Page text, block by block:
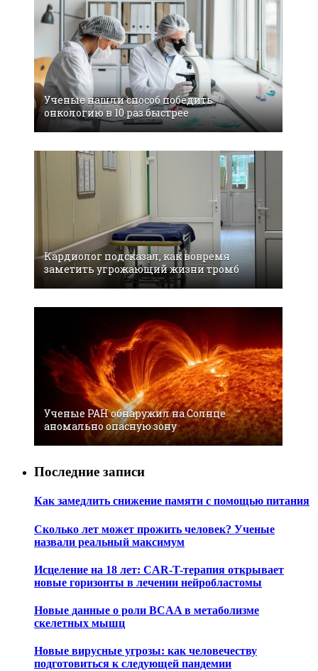
Ученые нашли способ победить
онкологию в 10 раз быстрее
Кардиолог подсказал, как вовремя
заметить угрожающий жизни тромб
Ученые РАН обнаружил на Солнце
аномально опасную зону
Последние записи
Как замедлить снижение памяти с помощью питания
Сколько лет может прожить человек? Ученые
назвали реальный максимум
Исцеление на 18 лет: CAR-T-терапия открывает
новые горизонты в лечении нейробластомы
Новые данные о роли BCAA в метаболизме
скелетных мышц
Новые вирусные угрозы: как человечеству
подготовиться к следующей пандемии